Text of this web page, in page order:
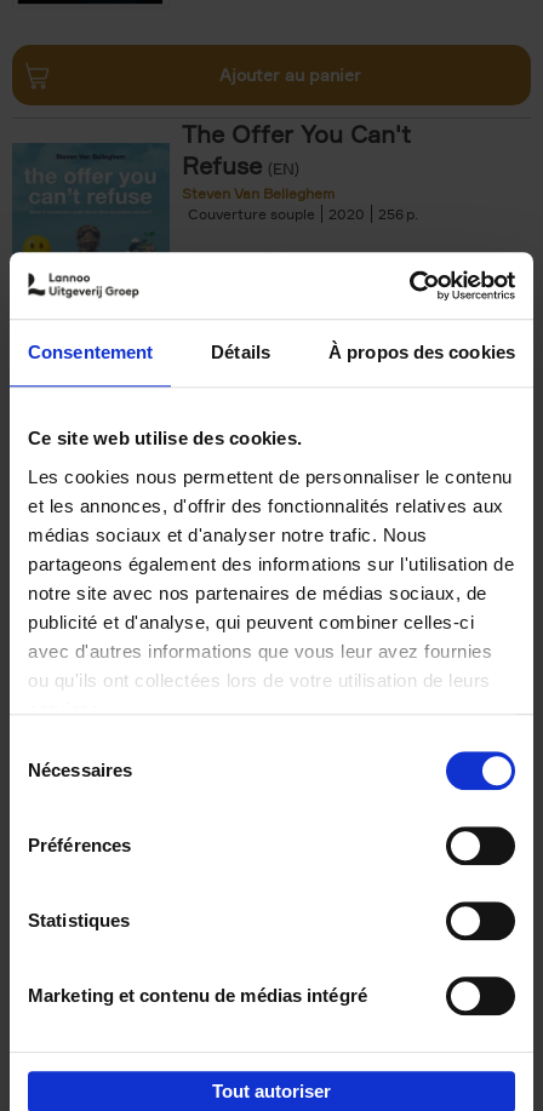
Consentement Détails À propos des cookies
Ce site web utilise des cookies.
Les cookies nous permettent de personnaliser le contenu
et les annonces, d'offrir des fonctionnalités relatives aux
médias sociaux et d'analyser notre trafic. Nous
partageons également des informations sur l'utilisation de
notre site avec nos partenaires de médias sociaux, de
publicité et d'analyse, qui peuvent combiner celles-ci
avec d'autres informations que vous leur avez fournies
ou qu'ils ont collectées lors de votre utilisation de leurs
Nécessaires
Préférences
Statistiques
Marketing et contenu de médias intégré
Tout autoriser
Ajouter au panier
The Offer You Can't
Refuse (EN)
Steven Van Belleghem
Couverture souple
2020 256
€37,50
Building Bonds = Building
Business
Jochen Roef Jozefien De Feyter
Carolien Boom
Couverture souple
2025 200
€29,99
Digital marketing like a PRO -
completely revised edition (EN)